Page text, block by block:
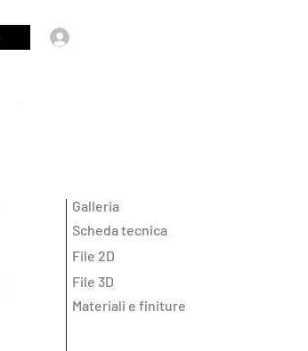
Galleria
Scheda tecnica
File 2D
File 3D
Materiali e finiture